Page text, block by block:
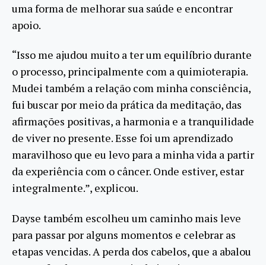
uma forma de melhorar sua saúde e encontrar
apoio.
“Isso me ajudou muito a ter um equilíbrio durante
o processo, principalmente com a quimioterapia.
Mudei também a relação com minha consciência,
fui buscar por meio da prática da meditação, das
afirmações positivas, a harmonia e a tranquilidade
de viver no presente. Esse foi um aprendizado
maravilhoso que eu levo para a minha vida a partir
da experiência com o câncer. Onde estiver, estar
integralmente.”, explicou.
Dayse também escolheu um caminho mais leve
para passar por alguns momentos e celebrar as
etapas vencidas. A perda dos cabelos, que a abalou